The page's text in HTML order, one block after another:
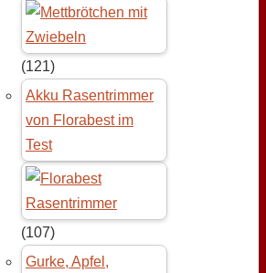
(121)
Akku Rasentrimmer
von Florabest im
Test
(107)
Gurke, Apfel,